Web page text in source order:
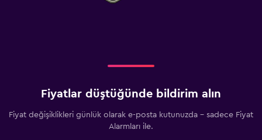
Fiyatlar düştüğünde bildirim alın
Fiyat değişiklikleri günlük olarak e-posta kutunuzda - sadece Fiyat
Alarmları ile.